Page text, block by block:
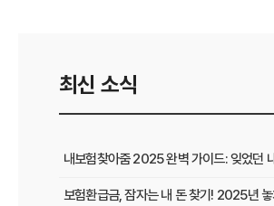
최신 소식
내보험찾아줌 2025 완벽 가이드: 잊었던
보험환급금, 잠자는 내 돈 찾기! 2025년